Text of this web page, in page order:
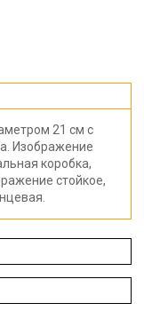
21 см с
Изображение
коробка,
стойкое,